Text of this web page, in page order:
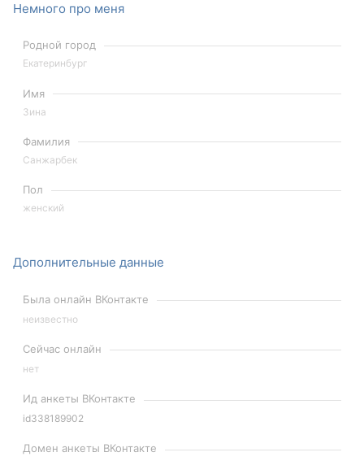
Немного про меня
Родной город
Екатеринбург
Имя
Зина
Фамилия
Санжарбек
Пол
женский
Дополнительные данные
Была онлайн ВКонтакте
неизвестно
Сейчас онлайн
нет
Ид анкеты ВКонтакте
id338189902
Домен анкеты ВКонтакте